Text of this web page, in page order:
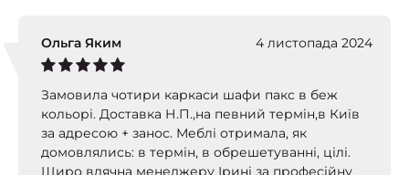
Ольга Яким 4 листопада 2024
Замовила чотири каркаси шафи пакс в беж
кольорі. Доставка Н.П.,на певний термін,в Київ
за адресою + занос. Меблі отримала, як
домовлялись: в термін, в обрешетуванні, цілі.
Щиро вдячна менеджеру Ірині за професійну